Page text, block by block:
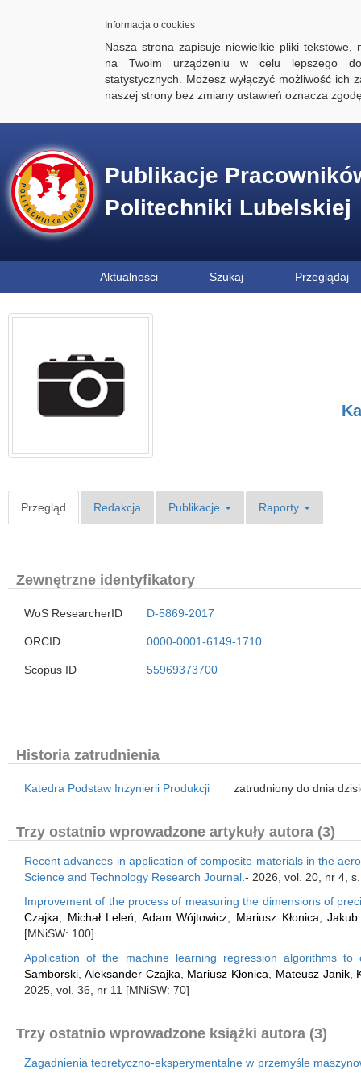
Informacja o cookies
Nasza strona zapisuje niewielkie pliki tekstowe,
na Twoim urządzeniu w celu lepszego
statystycznych. Możesz wyłączyć możliwość ich
naszej strony bez zmiany ustawień oznacza
Publikacje
Politechniki Lubelskiej
Aktualności Szukaj Przeglądaj
Przegląd Redakcja Publikacje Raporty
Zewnętrzne identyfikatory
WoS ResearcherID D-5869-2017
ORCID 0000-0001-6149-1710
Scopus ID 55969373700
Historia zatrudnienia
Katedra Podstaw Inżynierii Produkcji zatrudniony do dnia
Trzy ostatnio wprowadzone artykuły autora (3)
Recent advances in application of composite materials in the
Science and Technology Research Journal .- 2026, vol. 20, nr 4,
Improvement of the process of measuring the dimensions of
Czajka
Michał Leleń Adam Wójtowicz Mariusz Kłonica ,Jakub
[MNiSW: 100]
Application of the machine learning regression algorithms
Samborski Aleksander Czajka Mariusz Kłonica Mateusz Janik,
2025, vol. 36, nr 11 [MNiSW: 70]
Trzy ostatnio wprowadzone książki autora (3)
Zagadnienia teoretyczno-eksperymentalne w przemyśle